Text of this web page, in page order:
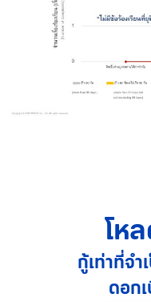
โห
กู้เท่าที่จำ
ดอก